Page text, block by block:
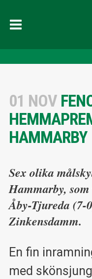
01 NOV
HAMMARBY
Sex olika
Hammarby,
Åby-Tjureda (7-
Zinkensdamm.
En fin
med